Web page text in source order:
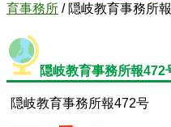
在
位
置：
育事務所 / 隠岐教育事務所
隠岐教育事務所報472
隠岐教育事務所報472号